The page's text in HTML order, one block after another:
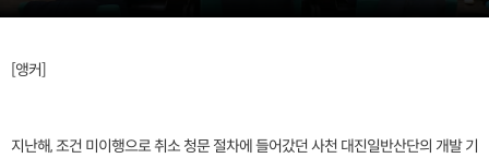
[앵커]
지난해, 조건 미이행으로 취소 청문 절차에 들어갔던 사천 대진일반산단의 개발 기